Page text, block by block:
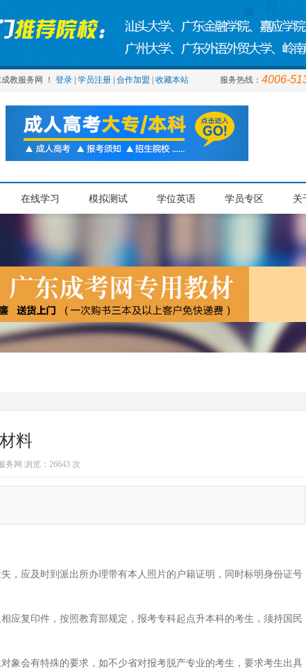
教服务网 ！ 登录 学员注册 合作加盟 收藏本站 服务热线： 4006-
在线学习 模拟测试 学位英语 学员专区 关
料
务网 浏览：26643 次
，应及时到派出所办理带有本人照片的户籍证明，同时标明身份证号
复印件，按照教育部规定，报考专科起点升本科的考生，须持国民
会有特殊的要求，如不少省对报考脱产专业的考生，要求考生出具